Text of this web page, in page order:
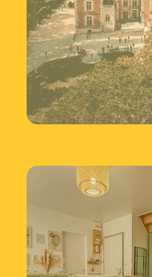
Les
Initiative
Val de